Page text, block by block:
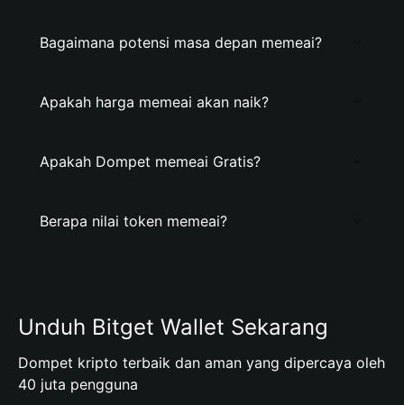
Bagaimana potensi masa depan memeai?
Apakah harga memeai akan naik?
Apakah Dompet memeai Gratis?
Berapa nilai token memeai?
Unduh Bitget Wallet Sekarang
Dompet kripto terbaik dan aman yang dipercaya oleh
40 juta pengguna